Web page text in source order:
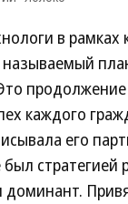
в рамках
каждого
его
стратегией
доминант.